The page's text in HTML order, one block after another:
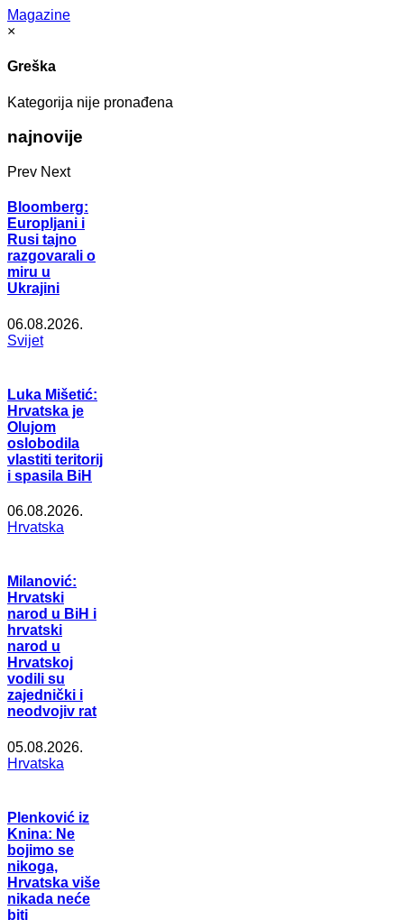
Magazine
×
Greška
Kategorija nije pronađena
najnovije
Prev Next
Bloomberg:
Europljani i
Rusi tajno
razgovarali o
miru u
Ukrajini
06.08.2026.
Svijet
Luka Mišetić:
Hrvatska je
Olujom
oslobodila
vlastiti teritorij
i spasila BiH
06.08.2026.
Hrvatska
Milanović:
Hrvatski
narod u BiH i
hrvatski
narod u
Hrvatskoj
vodili su
zajednički i
neodvojiv rat
05.08.2026.
Hrvatska
Plenković iz
Knina: Ne
bojimo se
nikoga,
Hrvatska više
nikada neće
biti